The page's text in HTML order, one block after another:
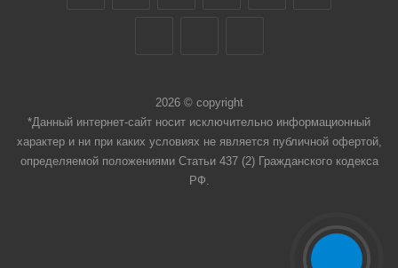
2026 © copyright
*Данный интернет-сайт носит исключительно информационный
характер и ни при каких условиях не является публичной офертой,
определяемой положениями Статьи 437 (2) Гражданского кодекса
РФ.